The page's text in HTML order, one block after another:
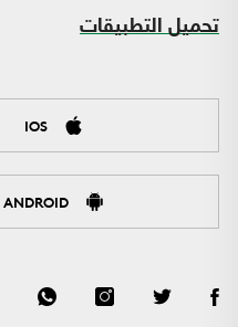
تحميل التطبيقات
IOS
ANDROID